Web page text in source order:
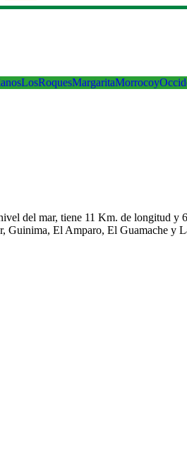
LosRoquesMargaritaMorrocoy
del mar, tiene 11 Km. de
Guinima, El Amparo, El Guamache y